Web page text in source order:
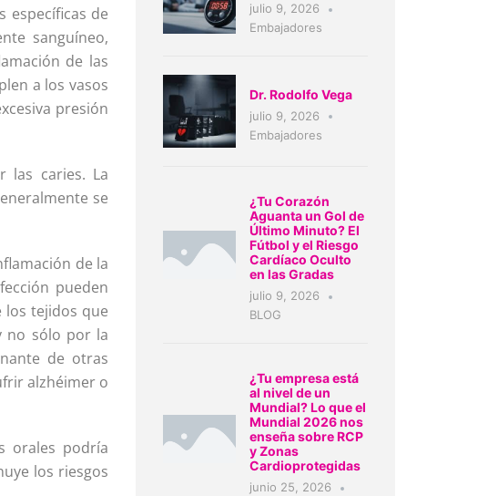
específicas de
sanguíneo,
de las
a los vasos
presión
las caries. La
se
de la
pueden
los tejidos que
no sólo por la
de otras
alzhéimer o
orales podría
los riesgos
julio 9, 2026
Embajadores
Dr. Rodolfo Vega
julio 9, 2026
Embajadores
¿Tu Corazón
Aguanta un Gol de
Último Minuto? El
Fútbol y el Riesgo
Cardíaco Oculto
en las Gradas
julio 9, 2026
BLOG
¿Tu empresa está
al nivel de un
Mundial? Lo que el
Mundial 2026 nos
enseña sobre RCP
y Zonas
Cardioprotegidas
junio 25, 2026